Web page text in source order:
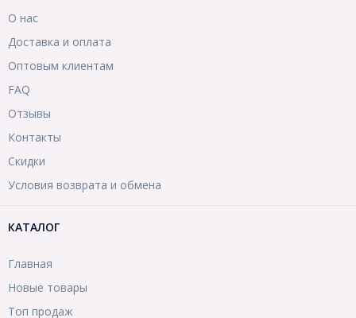
О нас
Доставка и оплата
Оптовым клиентам
FAQ
Отзывы
Контакты
Скидки
Условия возврата и обмена
КАТАЛОГ
Главная
Новые товары
Топ продаж